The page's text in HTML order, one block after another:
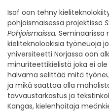
Isof oon tehny
pohjoismaisessa projektissä
Pohjoismaissa.
kieliteknolookisia työneuoja
yniversiteetti Norjassa oon
minuriteettikielistä joka ei
halvama selittää mitä
ja mikä saattaa olla
tavvaustarkastus ja
Kangas, kielenhoitaja